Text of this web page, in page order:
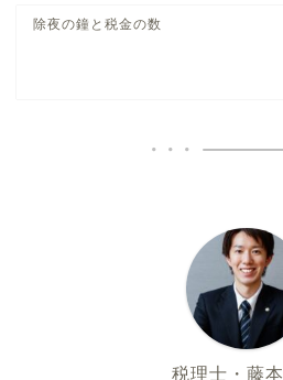
除夜の鐘と税金の数
税理士・藤